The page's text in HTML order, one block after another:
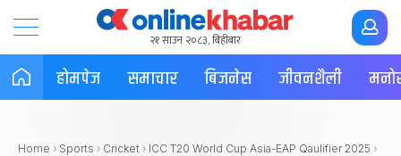
२१ साउन २०८३, बिहीबार
होमपेज समाचार बिजनेस जीवनशैली
Home › Sports › Cricket › ICC T20 World Cup Asia-EAP Qaulifier 2025 ›